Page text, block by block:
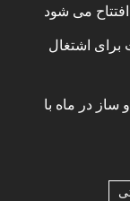
می شود
برای اشتغال
ساز در ماه با